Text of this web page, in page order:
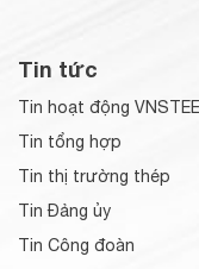
Tin tức
Tin hoạt động
Tin tổng hợp
Tin thị trường thép
Tin Đảng ủy
Tin Công đoàn